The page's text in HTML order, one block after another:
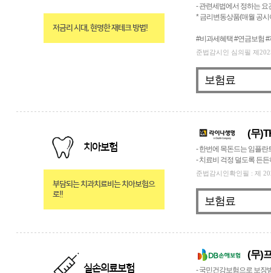
저금리 시대, 현명한 재테크 방법!
- 관련세법에서 정하는
* 금리변동상품(매월 공
#비과세혜택 #연금보험
준법감시인 심의필 제
보험료
치아보험
부담되는 치과치료비는 치아보험으
로!!
(무
- 한번에 목돈드는 임플란
- 치료비 걱정 덜도록 든
준법감시인확인필 : 제
보험료
실손의료보험
(무)
- 국민건강보험으로 보장